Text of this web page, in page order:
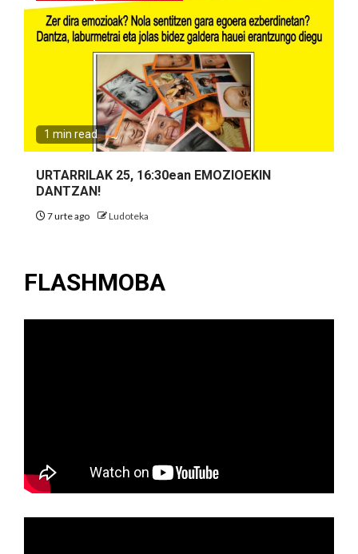
1 min read
URTARRILAK 25, 16:30ean EMOZIOEKIN
DANTZAN!
7 urte ago Ludoteka
FLASHMOBA